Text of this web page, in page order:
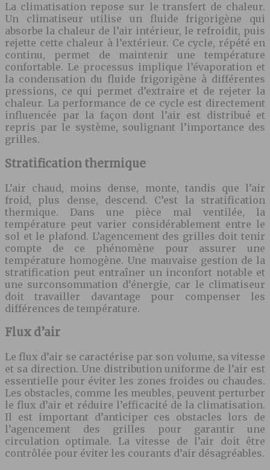
La climatisation repose sur le transfert de chaleur.
Un climatiseur utilise un fluide frigorigène qui
absorbe la chaleur de l’air intérieur, le refroidit, puis
rejette cette chaleur à l’extérieur. Ce cycle, répété en
continu, permet de maintenir une température
confortable. Le processus implique l’évaporation et
la condensation du fluide frigorigène à différentes
pressions, ce qui permet d’extraire et de rejeter la
chaleur. La performance de ce cycle est directement
influencée par la façon dont l’air est distribué et
repris par le système, soulignant l’importance des
grilles.
Stratification thermique
L’air chaud, moins dense, monte, tandis que l’air
froid, plus dense, descend. C’est la stratification
thermique. Dans une pièce mal ventilée, la
température peut varier considérablement entre le
sol et le plafond. L’agencement des grilles doit tenir
compte de ce phénomène pour assurer une
température homogène. Une mauvaise gestion de la
stratification peut entraîner un inconfort notable et
une surconsommation d’énergie, car le climatiseur
doit travailler davantage pour compenser les
différences de température.
Flux d’air
Le flux d’air se caractérise par son volume, sa vitesse
et sa direction. Une distribution uniforme de l’air est
essentielle pour éviter les zones froides ou chaudes.
Les obstacles, comme les meubles, peuvent perturber
le flux d’air et réduire l’efficacité de la climatisation.
Il est important d’anticiper ces obstacles lors de
l’agencement des grilles pour garantir une
circulation optimale. La vitesse de l’air doit être
contrôlée pour éviter les courants d’air désagréables.